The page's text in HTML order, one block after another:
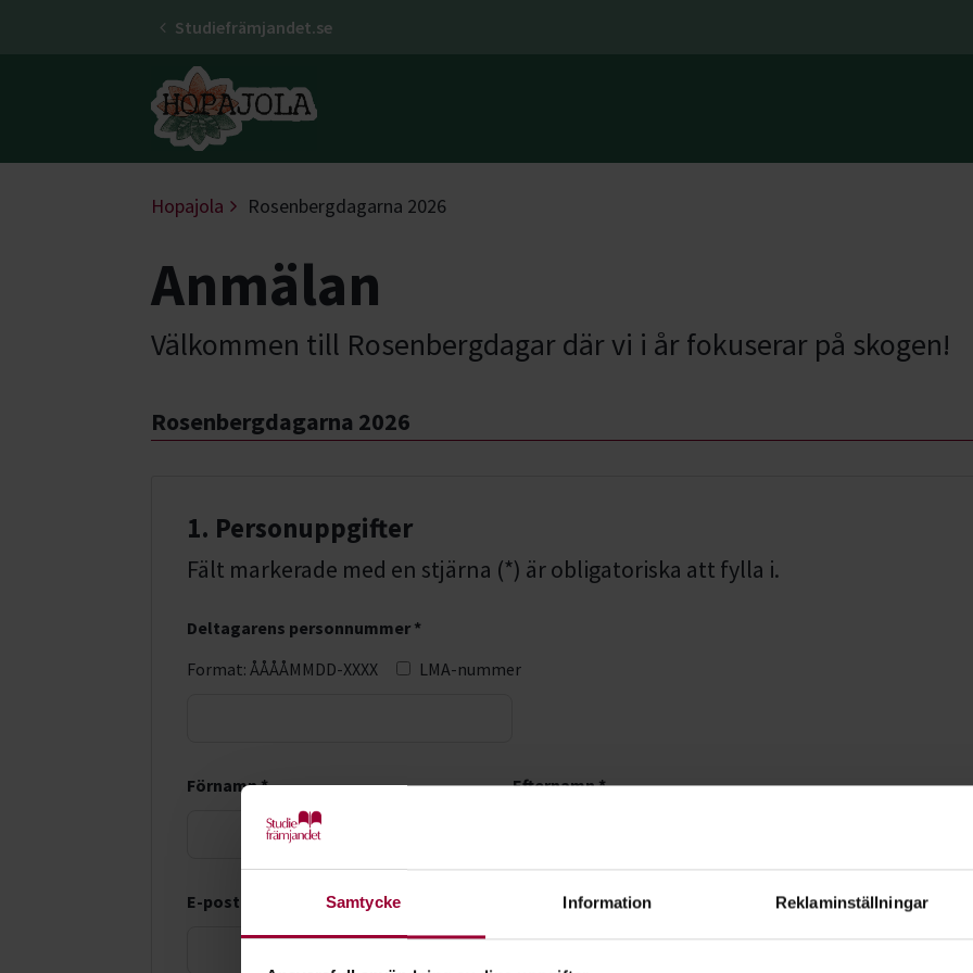
Samtycke Information Reklaminställningar
Studiefrämjandet.se
Gå till studiefrämjandets startsida
Hopajola Rosenbergdagarna 2026
Anmälan
Välkommen till Rosenbergdagar där vi i år fokuserar på skogen!
Rosenbergdagarna 2026
1. Personuppgifter
Fält markerade med en stjärna (*) är obligatoriska att fylla i.
Deltagarens personnummer *
Format: ÅÅÅÅMMDD-XXXX
LMA-nummer
Förnamn * Efternamn *
E-postadress *